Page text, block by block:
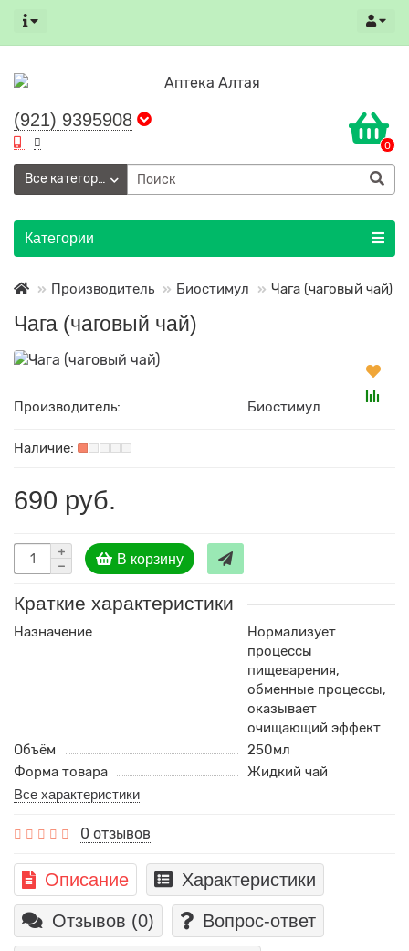
(921) 9395908
0
Все категории
Категории
Производитель Биостимул Чага (чаговый чай)
Чага (чаговый чай)
Производитель: Биостимул
690 руб.
В корзину
Краткие характеристики
Назначение
Нормализует
процессы
пищеварения,
обменные процессы,
оказывает
очищающий эффект
Объём
250мл
Форма товара
Жидкий чай
Все характеристики
0 отзывов
Описание Характеристики
Отзывов (0) Вопрос-ответ